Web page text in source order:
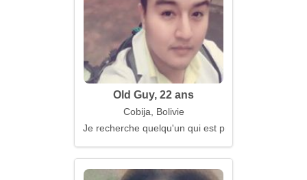
Old Guy, 22 ans
Cobija, Bolivie
Je recherche quelqu'un qui est prêt à partir